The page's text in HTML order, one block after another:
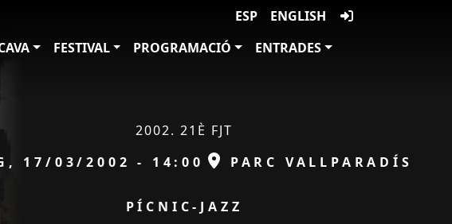
ESP
ENGLISH
FESTIVAL PROGRAMACIÓ
ENTRADES
2002. 21È FJT
17/03/2002 - 14:00 ESPAI
PARC VALLPARADÍS
PÍCNIC-JAZZ